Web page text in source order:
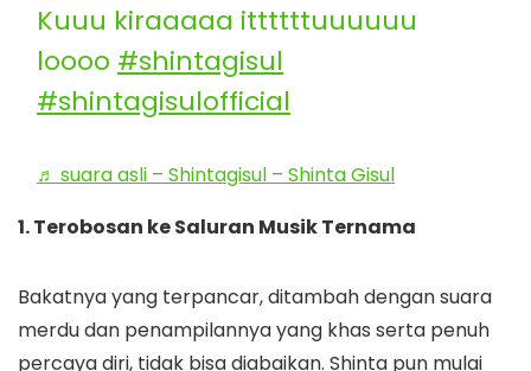
Kuuu kiraaaaa ittttttuuuuuu
loooo #shintagisul
#shintagisulofficial
♬ suara asli – Shintagisul – Shinta Gisul
1. Terobosan ke Saluran Musik Ternama
Bakatnya yang terpancar, ditambah dengan suara
merdu dan penampilannya yang khas serta penuh
percaya diri, tidak bisa diabaikan. Shinta pun mulai